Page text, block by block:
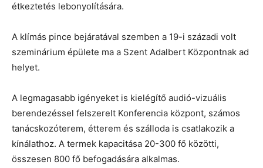
étkeztetés lebonyolítására.
A klímás pince bejáratával szemben a 19-i századi volt
szeminárium épülete ma a Szent Adalbert Központnak ad
helyet.
A legmagasabb igényeket is kielégítő audió-vizuális
berendezéssel felszerelt Konferencia központ, számos
tanácskozóterem, étterem és szálloda is csatlakozik a
kínálathoz. A termek kapacitása 20-300 fő közötti,
összesen 800 fő befogadására alkalmas.